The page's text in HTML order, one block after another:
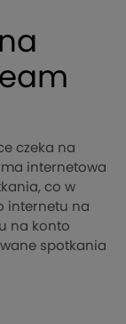
czeka na
internetowa
co w
internetu na
na konto
spotkania